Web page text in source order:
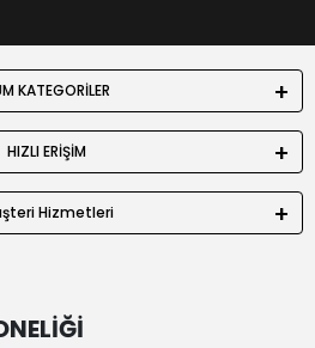
KATEGORİLER
HIZLI ERİŞİM
Hizmetleri